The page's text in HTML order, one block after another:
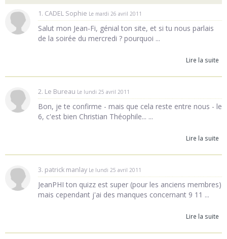
1. CADEL Sophie Le mardi 26 avril 2011
Salut mon Jean-Fi, génial ton site, et si tu nous parlais
de la soirée du mercredi ? pourquoi ...
Lire la suite
2. Le Bureau Le lundi 25 avril 2011
Bon, je te confirme - mais que cela reste entre nous - le
6, c'est bien Christian Théophile... ...
Lire la suite
3. patrick manlay Le lundi 25 avril 2011
JeanPHI ton quizz est super (pour les anciens membres)
mais cependant j'ai des manques concernant 9 11 ...
Lire la suite